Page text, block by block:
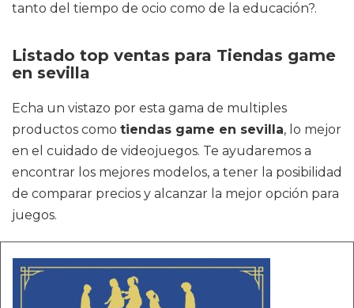
tanto del tiempo de ocio como de la educación?.
Listado top ventas para Tiendas game
en sevilla
Echa un vistazo por esta gama de multiples
productos como tiendas game en sevilla, lo mejor
en el cuidado de videojuegos. Te ayudaremos a
encontrar los mejores modelos, a tener la posibilidad
de comparar precios y alcanzar la mejor opción para
juegos.